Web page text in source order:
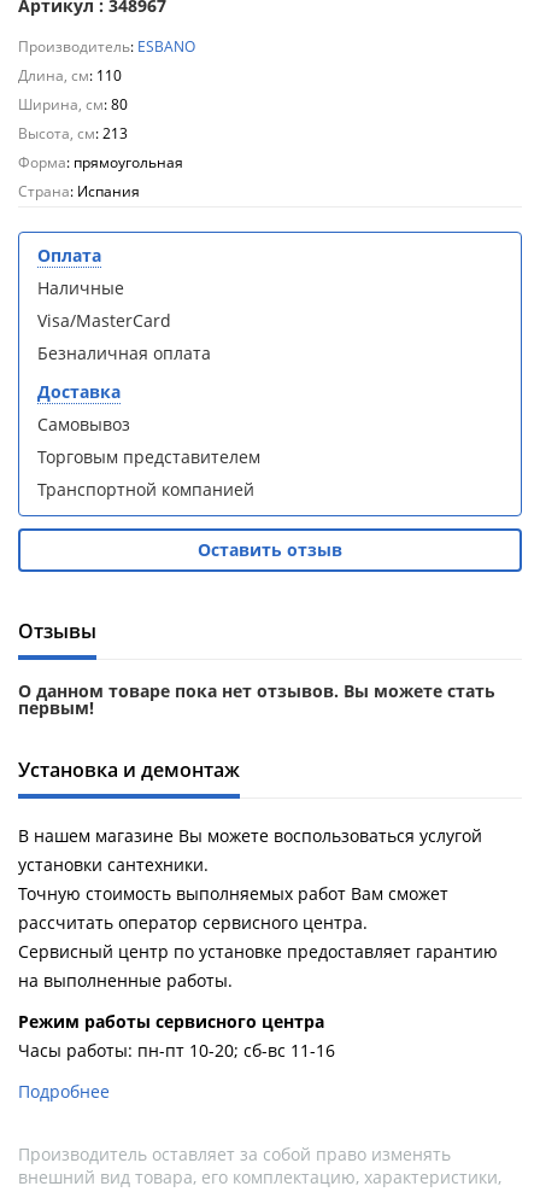
кабина
L910
(L910)
ABBER
Schwarzer
Diamant
S90B5 +
поддон
(Витрина)
уголок
UNO-AH-
1-120/90-
поддона
(витрина)
Все
кабина
L910
(L910)
ABBER
Schwarzer
Diamant
S90B5 +
поддон
(Витрина)
уголок
UNO-AH-
1-120/90-
поддона
(витрина)
Все
Артикул : 348967
Производитель: ESBANO
Длина, см: 110
Ширина, см: 80
Высота, см: 213
Форма: прямоугольная
Страна: Испания
Оплата
Наличные
Visa/MasterCard
Безналичная оплата
Доставка
Самовывоз
Торговым представителем
Транспортной компанией
Оставить отзыв
Отзывы
О данном товаре пока нет отзывов. Вы можете стать
первым!
Установка и демонтаж
В нашем магазине Вы можете воспользоваться услугой
установки сантехники.
Точную стоимость выполняемых работ Вам сможет
рассчитать оператор сервисного центра.
Сервисный центр по установке предоставляет гарантию
на выполненные работы.
Pежим работы сервисного центра
Часы работы: пн-пт 10-20; сб-вс 11-16
Подробнее
Производитель оставляет за собой право изменять
внешний вид товара, его комплектацию, характеристики,